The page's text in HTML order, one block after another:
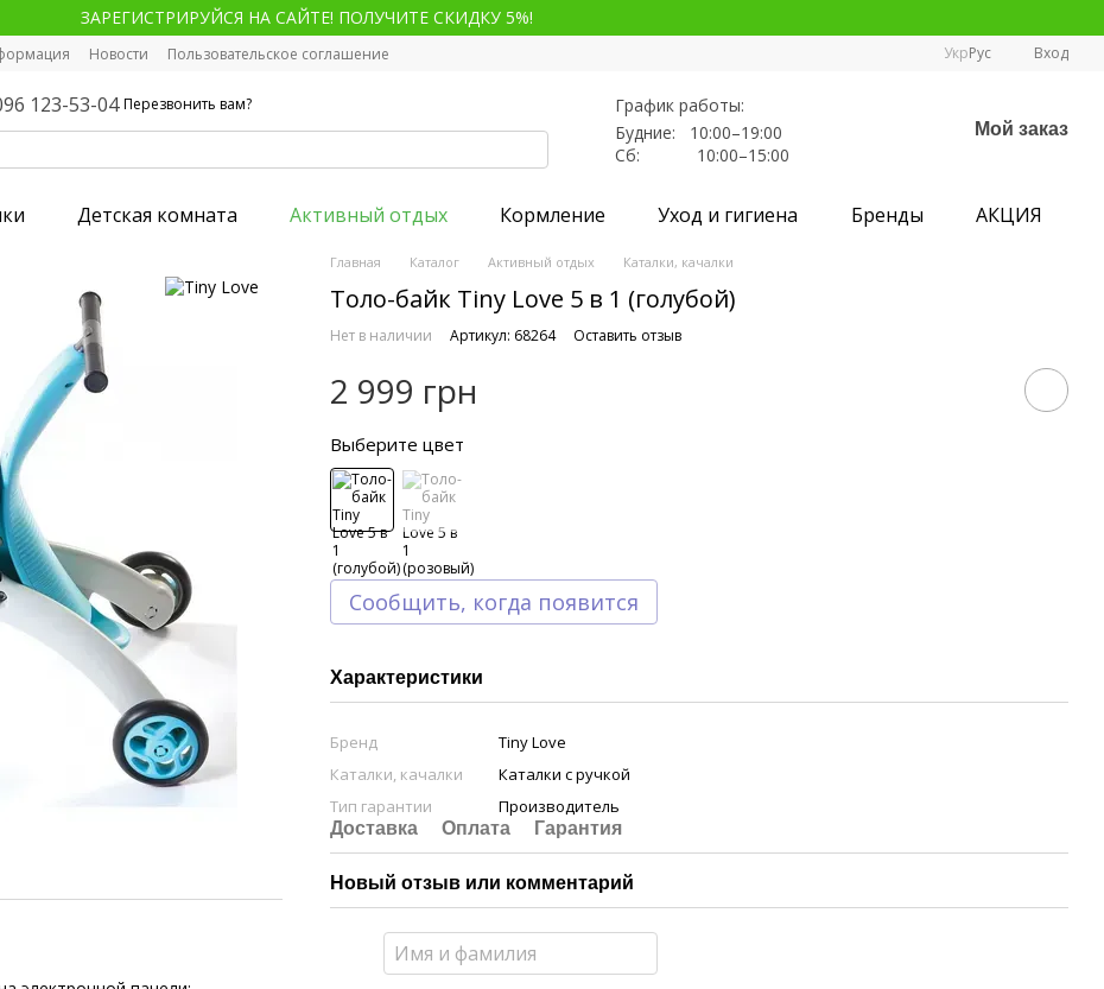
ЗАРЕГИСТРИРУЙСЯ НА САЙТЕ! ПОЛУЧИТЕ СКИДКУ 5%!
Новости Пользовательское соглашение УкрРус Вход
123-53-04 Перезвонить вам?
График работы:
Будние: 10:00–19:00
Сб: 10:00–15:00
Мой заказ
Детская комната Активный отдых Кормление Уход и гигиена Бренды АКЦИЯ
Главная Каталог Активный отдых Каталки, качалки
Толо-байк Tiny Love 5 в 1 (голубой)
Нет в наличии Артикул: 68264 Оставить отзыв
2 999 грн
Выберите цвет
Сообщить, когда появится
Характеристики
Бренд
Tiny Love
Каталки, качалки
Каталки с ручкой
Тип гарантии
Производитель
Доставка Оплата Гарантия
Новый отзыв или комментарий